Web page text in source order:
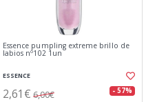
Essence pumpling extreme brillo de
labios nº102 1un
ESSENCE
2,61€ 6,00€ - 57%